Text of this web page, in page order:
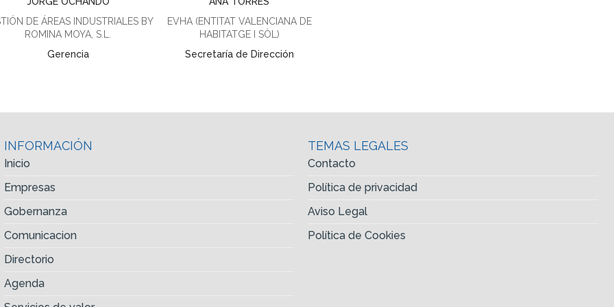
DE ÁREAS INDUSTRIALES BY
ROMINA MOYA, S.L.
Gerencia
EVHA (ENTITAT VALENCIANA DE
HABITATGE I SÒL)
Secretaría de Dirección
INFORMACIÓN
Inicio
Empresas
Gobernanza
Comunicacion
Directorio
Agenda
TEMAS LEGALES
Contacto
Política de privacidad
Aviso Legal
Política de Cookies